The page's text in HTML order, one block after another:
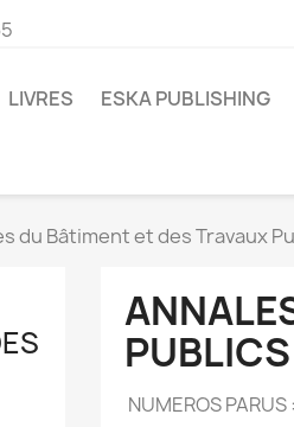
LIVRES ESKA PUBLISHING
du Bâtiment et des Travaux
PUBLICS
NUMEROS PARUS :